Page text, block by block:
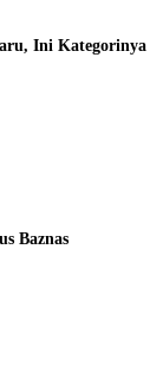
Ini Kategorinya
Baznas